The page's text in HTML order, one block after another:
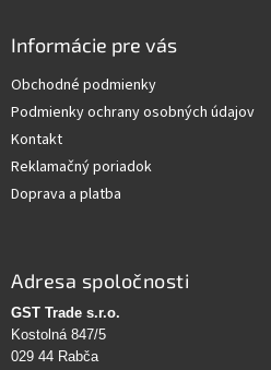
Informácie pre vás
Obchodné podmienky
Podmienky ochrany osobných údajov
Kontakt
Reklamačný poriadok
Doprava a platba
Adresa spoločnosti
GST Trade s.r.o.
Kostolná 847/5
029 44 Rabča